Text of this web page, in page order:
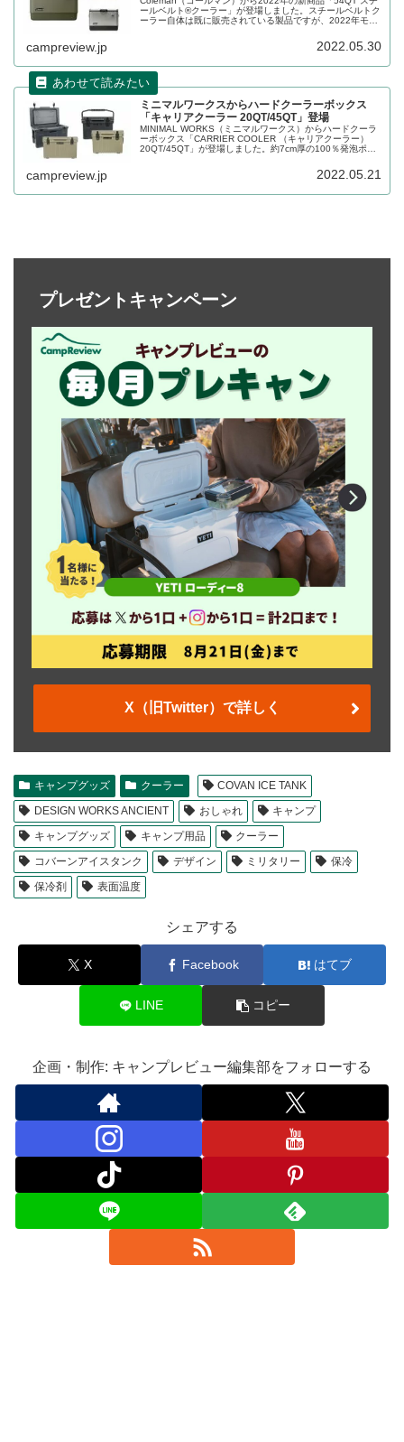
ールベルト®クーラー」が登場しました。スチールベルトク
ーラー自体は既に販売されている製品ですが、2022年モデ
campreview.jp 2022.05.30
ミニマルワークスからハードクーラーボックス
「キャリアクーラー 20QT/45QT」登場
MINIMAL WORKS（ミニマルワークス）からハードクーラ
ーボックス「CARRIER COOLER （キャリアクーラー）
20QT/45QT」が登場しました。約7cm厚の100％発泡ポリ
campreview.jp 2022.05.21
プレゼントキャンペーン
X（旧Twitter）で詳しく
キャンプグッズ クーラー
COVAN ICE TANK
DESIGN WORKS ANCIENT
おしゃれ
キャンプ
キャンプグッズ
キャンプ用品
クーラー
コバーンアイスタンク
デザイン ミリタリー
保冷
保冷剤
表面温度
シェアする
X Facebook はてブ
LINE コピー
企画・制作: キャンプレビュー編集部をフォローする